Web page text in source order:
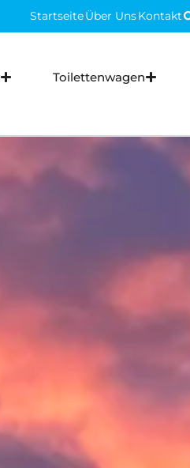
StartseiteÜber UnsKontakt
Toilettenwagen